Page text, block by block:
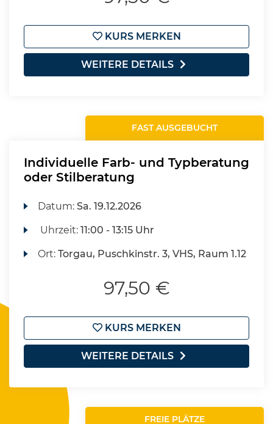
KURS MERKEN
WEITERE DETAILS
FAST AUSGEBUCHT
Individuelle Farb- und Typberatung
oder Stilberatung
Datum:Sa. 19.12.2026
Uhrzeit:11:00 - 13:15 Uhr
Ort:Torgau, Puschkinstr. 3, VHS, Raum 1.12
97,50 €
KURS MERKEN
WEITERE DETAILS
FREIE PLÄTZE